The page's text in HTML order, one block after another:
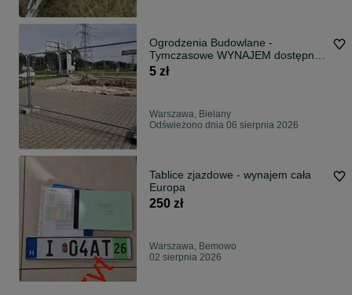
Ogrodzenia Budowlane -
Tymczasowe WYNAJEM dostępne
od ręki
5 zł
Warszawa, Bielany
Odświeżono dnia 06 sierpnia 2026
Tablice zjazdowe - wynajem cała
Europa
250 zł
Warszawa, Bemowo
02 sierpnia 2026